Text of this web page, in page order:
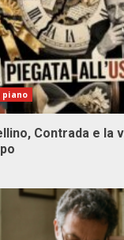
piano
Contrada e la